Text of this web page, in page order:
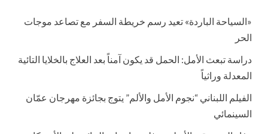
«السياحة الباردة» تعيد رسم خريطة السفر مع تصاعد موجات
الحر
دراسة تبعث الأمل: الحمل قد يكون آمناً بعد العلاج بالخلايا التائية
المعدلة وراثياً
الفيلم اللبناني “نجوم الأمل والألم” يتوج بجائزة مهرجان عمّان
السينمائي